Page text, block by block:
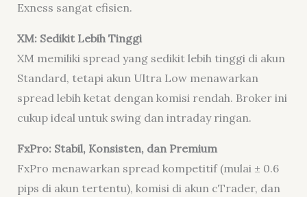
Exness sangat efisien.
XM: Sedikit Lebih Tinggi
XM memiliki spread yang sedikit lebih tinggi di akun
Standard, tetapi akun Ultra Low menawarkan
spread lebih ketat dengan komisi rendah. Broker ini
cukup ideal untuk swing dan intraday ringan.
FxPro: Stabil, Konsisten, dan Premium
FxPro menawarkan spread kompetitif (mulai ± 0.6
pips di akun tertentu), komisi di akun cTrader, dan